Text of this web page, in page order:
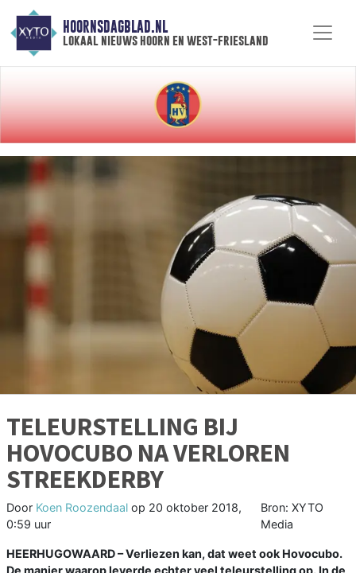
HOORNSDAGBLAD.NL
lokaal nieuws hoorn en west-friesland
TELEURSTELLING BIJ
HOVOCUBO NA VERLOREN
STREEKDERBY
Door Koen Roozendaal op 20 oktober 2018,
0:59 uur
Bron: XYTO
Media
HEERHUGOWAARD –Verliezen kan, dat weet ook Hovocubo.
De manier waarop leverde echter veel teleurstelling op. In de